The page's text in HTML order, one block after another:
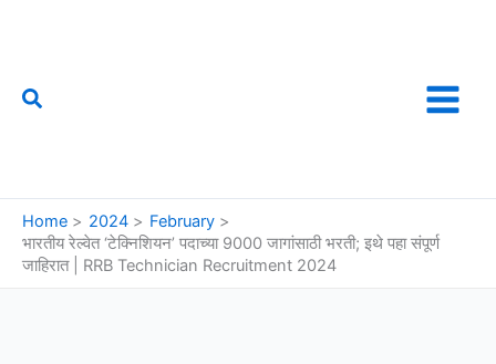
Search
Home 2024
February
भारतीय रेल्वेत ‘टेक्निशियन’ पदाच्या 9000 जागांसाठी भरती; इथे पहा संपूर्ण
जाहिरात | RRB Technician Recruitment 2024